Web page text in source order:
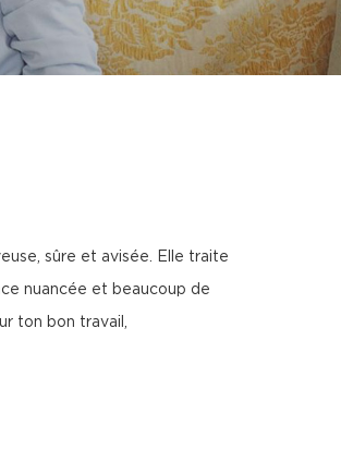
sûre et avisée. Elle traite
nuancée et beaucoup de
ton bon travail,